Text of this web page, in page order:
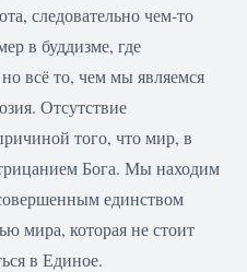
следовательно чем-то
в буддизме, где
всё то, чем мы являемся
Отсутствие
того, что мир, в
Бога. Мы находим
единством
мира, которая не стоит
в Единое.